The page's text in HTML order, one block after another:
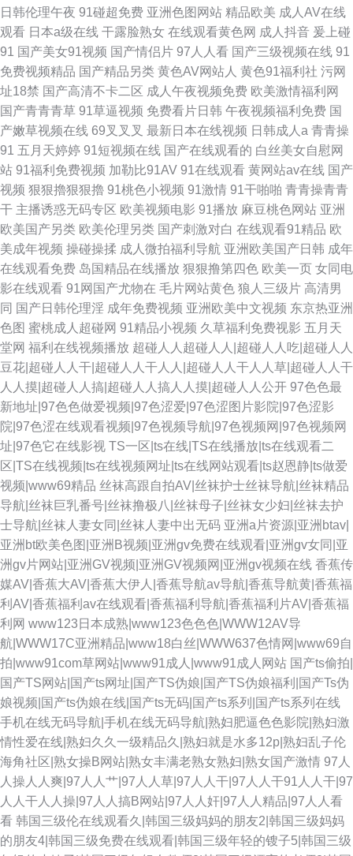
日韩伦理午夜 91碰超免费 亚洲色图网站 精品欧美 成人AV在线
观看 日本a级在线 干露脸熟女 在线观看黄色网 成人抖音 爰上碰
91 国产美女91视频 国产情侣片 97人人看 国产三级视频在线 91
免费视频精品 国产精品另类 黄色AV网站人 黄色91福利社 污网
址18禁 国产高清不卡二区 成人午夜视频免费 欧美激情福利网
国产青青青草 91草逼视频 免费看片日韩 午夜视频福利免费 国
产嫩草视频在线 69叉叉叉 最新日本在线视频 日韩成人a 青青操
91 五月天婷婷 91短视频在线 国产在线观看的 白丝美女自慰网
站 91福利免费视频 加勒比91AV 91在线观看 黄网站av在线 国产
视频 狠狠擼狠狠擼 91桃色小视频 91激情 91干啪啪 青青操青青
干 主播诱惑无码专区 欧美视频电影 91播放 麻豆桃色网站 亚洲
欧美国产另类 欧美伦理另类 国产刺激对白 在线观看91精品 欧
美成年视频 操碰操揉 成人微拍福利导航 亚洲欧美国产日韩 成年
在线观看免费 岛国精品在线播放 狠狠撸第四色 欧美一页 女同电
影在线观看 91网国产尤物在 毛片网站黄色 狼人三级片 高清男
同 国产日韩伦理淫 成年免费视频 亚洲欧美中文视频 东京热亚洲
色图 蜜桃成人超碰网 91精品小视频 久草福利免费视影 五月天
堂网 福利在线视频播放 超碰人人超碰人人|超碰人人吃|超碰人人
豆花|超碰人人干|超碰人人干人人|超碰人人干人人草|超碰人人干
人人摸|超碰人人搞|超碰人人搞人人摸|超碰人人公开 97色色最
新地址|97色色做爱视频|97色涩爱|97色涩图片影院|97色涩影
院|97色涩在线观看视频|97色视频导航|97色视频网|97色视频网
址|97色它在线影视 TS一区|ts在线|TS在线播放|ts在线观看二
区|TS在线视频|ts在线视频网址|ts在线网站观看|ts赵恩静|ts做爱
视频|www69精品 丝袜高跟自拍AV|丝袜护士丝袜导航|丝袜精品
导航|丝袜巨乳番号|丝袜撸极八|丝袜母子|丝袜女少妇|丝袜去护
士导航|丝袜人妻女同|丝袜人妻中出无码 亚洲a片资源|亚洲btav|
亚洲bt欧美色图|亚洲B视频|亚洲gv免费在线观看|亚洲gv女同|亚
洲gv片网站|亚洲GV视频|亚洲GV视频网|亚洲gv视频在线 香蕉传
媒AV|香蕉大AV|香蕉大伊人|香蕉导航av导航|香蕉导航黄|香蕉福
利AV|香蕉福利av在线观看|香蕉福利导航|香蕉福利片AV|香蕉福
利网 www123日本成熟|www123色色色|WWW12AV导
航|WWW17C亚洲精品|www18白丝|WWW637色情网|www69自
拍|www91com草网站|www91成人|www91成人网站 国产ts偷拍|
国产TS网站|国产ts网址|国产TS伪娘|国产TS伪娘福利|国产Ts伪
娘视频|国产ts伪娘在线|国产ts无码|国产ts系列|国产ts系列在线
手机在线无码导航|手机在线无码导航|熟妇肥逼色色影院|熟妇激
情性爱在线|熟妇久久一级精品久|熟妇就是水多12p|熟妇乱子伦
海角社区|熟女操B网站|熟女丰满老熟女熟妇|熟女国产激情 97人
人操人人爽|97人人艹|97人人草|97人人干|97人人干91人人干|97
人人干人人操|97人人搞B网站|97人人奸|97人人精品|97人人看
看 韩国三级伦在线观看久|韩国三级妈妈的朋友2|韩国三级妈妈
的朋友4|韩国三级免费在线观看|韩国三级年轻的锼子5|韩国三级